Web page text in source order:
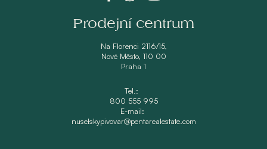
Prodejní centrum
Na Florenci 2116/15,
Nové Město, 110 00
Praha 1
Tel.:
800 555 995
E-mail:
nuselskypivovar@pentarealestate.com